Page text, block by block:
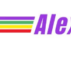
to
content